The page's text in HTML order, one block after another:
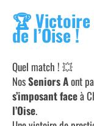
🏆Victoire
de l’Oise !
Quel match ! 💥
NosSeniors Aont
s’imposant faceà
l’Oise.